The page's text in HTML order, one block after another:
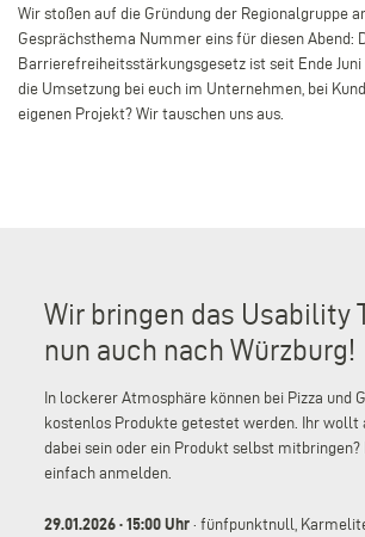
Wir stoßen auf die Gründung der Regionalgruppe
Gesprächsthema Nummer eins für diesen Abend:
Barrierefreiheitsstärkungsgesetz ist seit Ende
die Umsetzung bei euch im Unternehmen, bei
eigenen Projekt? Wir tauschen uns aus.
Wir bringen das Usability
nun auch nach Würzburg!
In lockerer Atmosphäre können bei Pizza und
kostenlos Produkte getestet werden. Ihr wollt
dabei sein oder ein Produkt selbst mitbringen?
einfach anmelden.
29.01.2026 · 15:00 Uhr· fünfpunktnull,